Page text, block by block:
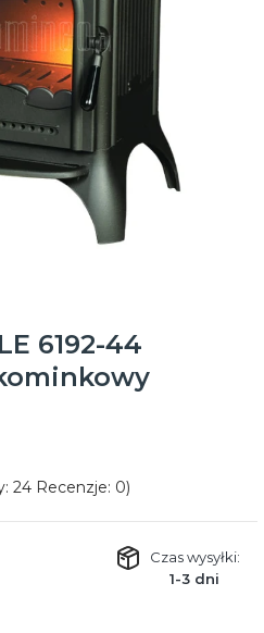
6192-44
24 Recenzje: 0)
Czas wysyłki:
1-3 dni